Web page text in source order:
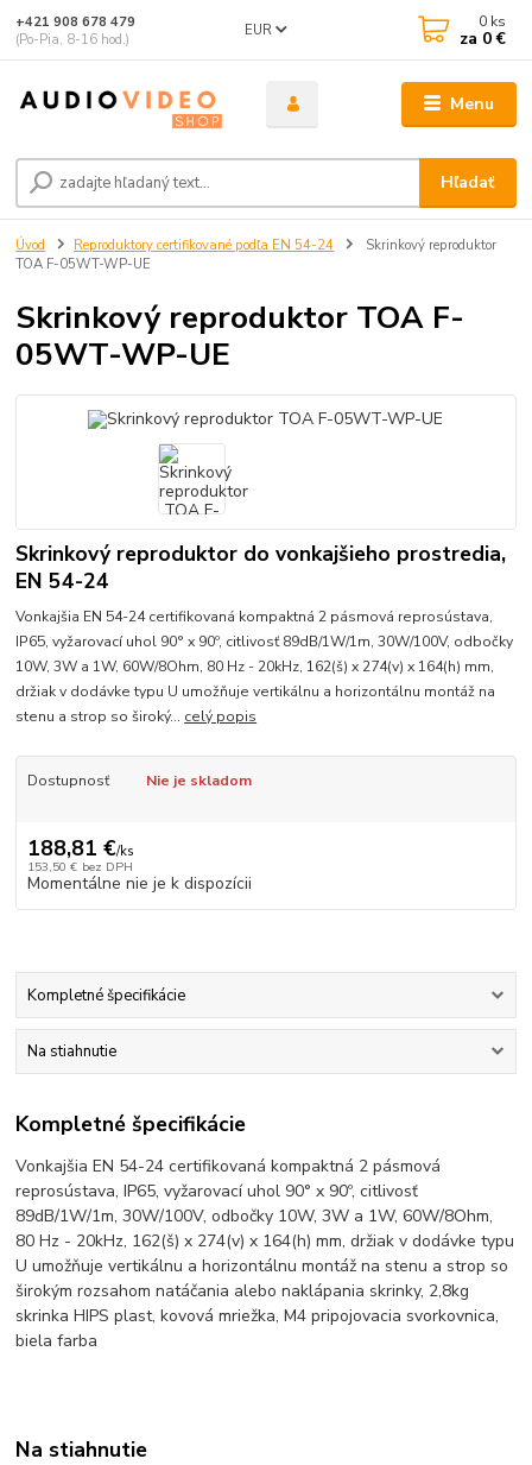
Menu
EUR
Hľadať
+421 908 678 479
(Po-Pia, 8-16 hod.)
0 ks
za 0 €
Úvod Reproduktory certifikované podľa EN 54-24
Skrinkový reproduktor
TOA F-05WT-WP-UE
Skrinkový reproduktor TOA F-
05WT-WP-UE
Skrinkový reproduktor do vonkajšieho prostredia,
EN 54-24
Vonkajšia EN 54-24 certifikovaná kompaktná 2 pásmová reprosústava,
IP65, vyžarovací uhol 90° x 90º, citlivosť 89dB/1W/1m, 30W/100V, odbočky
10W, 3W a 1W, 60W/8Ohm, 80 Hz - 20kHz, 162(š) x 274(v) x 164(h) mm,
držiak v dodávke typu U umožňuje vertikálnu a horizontálnu montáž na
stenu a strop so široký... celý popis
Dostupnosť Nie je skladom
188,81 €/ks
153,50 € bez DPH
Momentálne nie je k dispozícii
Kompletné špecifikácie
Na stiahnutie
Kompletné špecifikácie
Vonkajšia EN 54-24 certifikovaná kompaktná 2 pásmová
reprosústava, IP65, vyžarovací uhol 90° x 90º, citlivosť
89dB/1W/1m, 30W/100V, odbočky 10W, 3W a 1W, 60W/8Ohm,
80 Hz - 20kHz, 162(š) x 274(v) x 164(h) mm, držiak v dodávke typu
U umožňuje vertikálnu a horizontálnu montáž na stenu a strop so
širokým rozsahom natáčania alebo naklápania skrinky, 2,8kg
skrinka HIPS plast, kovová mriežka, M4 pripojovacia svorkovnica,
biela farba
Na stiahnutie